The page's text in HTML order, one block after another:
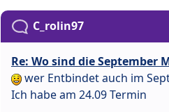
C_rolin97
Re: Wo sind die September
wer Entbindet auch im
Ich habe am 24.09 Termin